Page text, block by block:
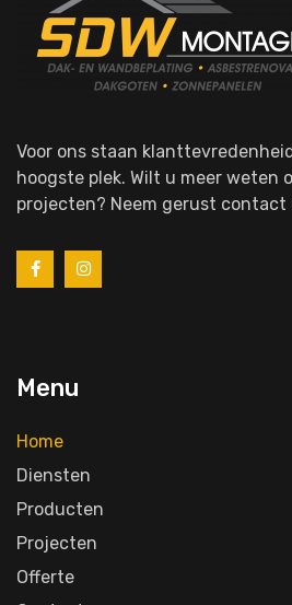
Voor ons staan
hoogste plek. Wilt u meer weten
projecten? Neem gerust contact
Menu
Home
Diensten
Producten
Projecten
Offerte